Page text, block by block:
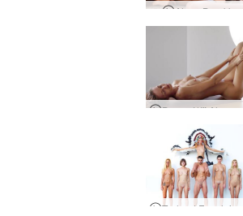
Alya - Barokk
Dagur í lífi Alya, Kyiv, Úkraínu
Tæland Framleiðsla